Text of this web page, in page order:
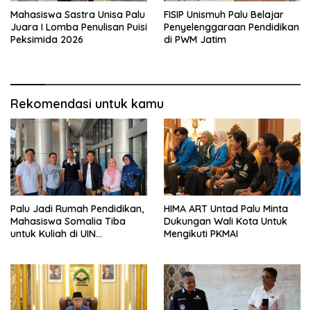
Mahasiswa Sastra Unisa Palu
Juara I Lomba Penulisan Puisi
Peksimida 2026
FISIP Unismuh Palu Belajar
Penyelenggaraan Pendidikan
di PWM Jatim
Rekomendasi untuk kamu
Palu Jadi Rumah Pendidikan,
Mahasiswa Somalia Tiba
untuk Kuliah di UIN
HIMA ART Untad Palu Minta
Dukungan Wali Kota Untuk
Mengikuti PKMAI